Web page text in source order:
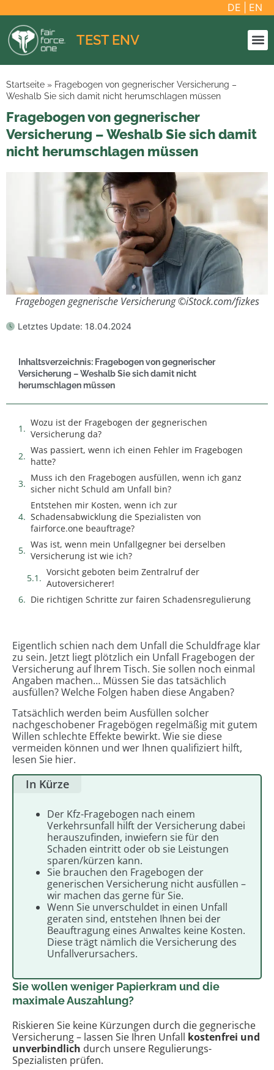
DE EN
TEST ENV
Startseite » Fragebogen von gegnerischer Versicherung –
Weshalb Sie sich damit nicht herumschlagen müssen
Fragebogen von gegnerischer
Versicherung – Weshalb Sie sich damit
nicht herumschlagen müssen
Fragebogen gegnerische Versicherung ©iStock.com/fizkes
Letztes Update: 18.04.2024
Inhaltsverzeichnis: Fragebogen von gegnerischer
Versicherung – Weshalb Sie sich damit nicht
herumschlagen müssen
Wozu ist der Fragebogen der gegnerischen
Versicherung da?
Was passiert, wenn ich einen Fehler im Fragebogen
hatte?
Muss ich den Fragebogen ausfüllen, wenn ich ganz
sicher nicht Schuld am Unfall bin?
Entstehen mir Kosten, wenn ich zur
Schadensabwicklung die Spezialisten von
fairforce.one beauftrage?
Was ist, wenn mein Unfallgegner bei derselben
Versicherung ist wie ich?
Vorsicht geboten beim Zentralruf der
Autoversicherer!
Die richtigen Schritte zur fairen Schadensregulierung
Eigentlich schien nach dem Unfall die Schuldfrage klar
zu sein. Jetzt liegt plötzlich ein Unfall Fragebogen der
Versicherung auf Ihrem Tisch. Sie sollen noch einmal
Angaben machen… Müssen Sie das tatsächlich
ausfüllen? Welche Folgen haben diese Angaben?
Tatsächlich werden beim Ausfüllen solcher
nachgeschobener Fragebögen regelmäßig mit gutem
Willen schlechte Effekte bewirkt. Wie sie diese
vermeiden können und wer Ihnen qualifiziert hilft,
lesen Sie hier.
In Kürze
Der Kfz-Fragebogen nach einem
Verkehrsunfall hilft der Versicherung dabei
herauszufinden, inwiefern sie für den
Schaden eintritt oder ob sie Leistungen
sparen/kürzen kann.
Sie brauchen den Fragebogen der
generischen Versicherung nicht ausfüllen –
wir machen das gerne für Sie.
Wenn Sie unverschuldet in einen Unfall
geraten sind, entstehen Ihnen bei der
Beauftragung eines Anwaltes keine Kosten.
Diese trägt nämlich die Versicherung des
Unfallverursachers.
Sie wollen weniger Papierkram und die
maximale Auszahlung?
Riskieren Sie keine Kürzungen durch die gegnerische
Versicherung – lassen Sie Ihren Unfall kostenfrei und
unverbindlich durch unsere Regulierungs-
Spezialisten prüfen.